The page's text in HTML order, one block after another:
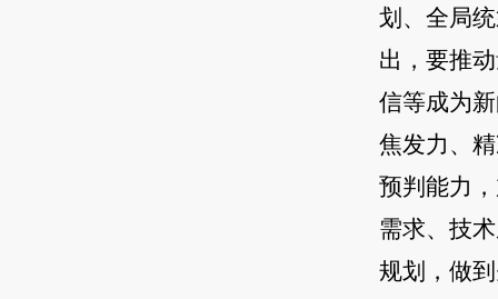
划、全局
出，要推
信等成为
焦发力、
预判能力
需求、技
规划，做